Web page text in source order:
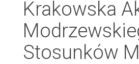
Krakowska
Stosunków